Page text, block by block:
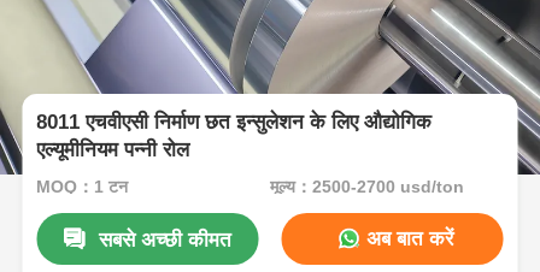
8011 एचवीएसी निर्माण छत इन्सुलेशन के लिए औद्योगिक
एल्यूमीनियम पन्नी रोल
MOQ：1 टन मूल्य：2500-2700 usd/ton
सबसे अच्छी कीमत अब बात करें